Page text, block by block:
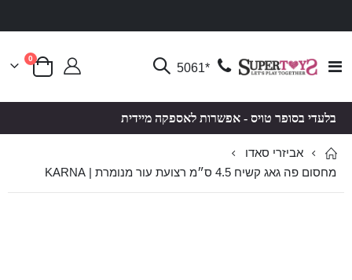
Toggle
*5061 סל קניות
0פריטים
בלעדי בסופר טויס - אפשרות לאספקה מיידית
אביזרי סאדו
מחסום פה גאג קשיח 4.5 ס״מ רצועת עור מנומרת | KARNA